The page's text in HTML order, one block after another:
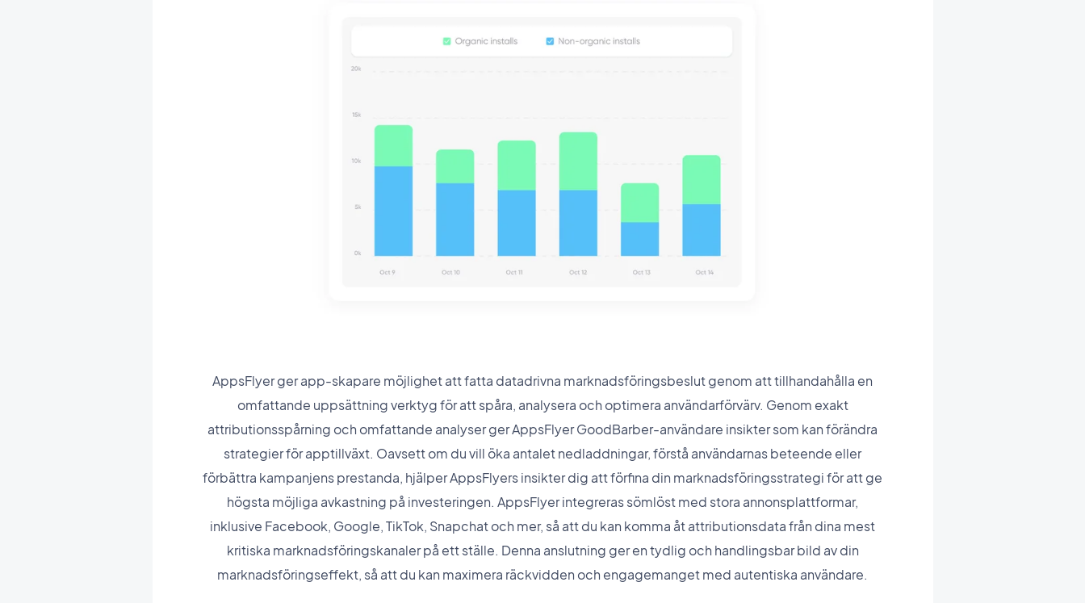
AppsFlyer ger app-skapare möjlighet att fatta datadrivna marknadsföringsbeslut genom att tillhandahålla en
omfattande uppsättning verktyg för att spåra, analysera och optimera användarförvärv. Genom exakt
attributionsspårning och omfattande analyser ger AppsFlyer GoodBarber-användare insikter som kan förändra
strategier för apptillväxt. Oavsett om du vill öka antalet nedladdningar, förstå användarnas beteende eller
förbättra kampanjens prestanda, hjälper AppsFlyers insikter dig att förfina din marknadsföringsstrategi för att ge
högsta möjliga avkastning på investeringen. AppsFlyer integreras sömlöst med stora annonsplattformar,
inklusive Facebook, Google, TikTok, Snapchat och mer, så att du kan komma åt attributionsdata från dina mest
kritiska marknadsföringskanaler på ett ställe. Denna anslutning ger en tydlig och handlingsbar bild av din
marknadsföringseffekt, så att du kan maximera räckvidden och engagemanget med autentiska användare.